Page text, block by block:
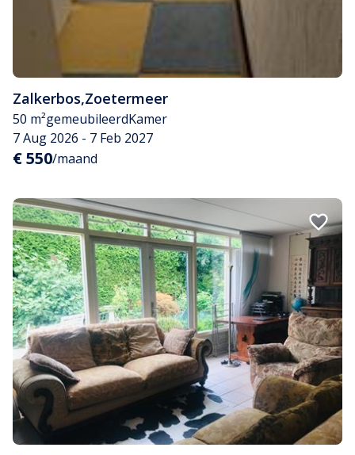
Zalkerbos,Zoetermeer
50 m²gemeubileerdKamer
7 Aug 2026 - 7 Feb 2027
€ 550/maand